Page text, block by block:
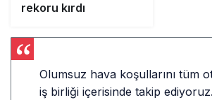
rekoru kırdı
Olumsuz hava koşullarını tüm
iş birliği içerisinde takip